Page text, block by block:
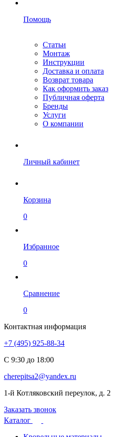
Помощь
Статьи
Монтаж
Инструкции
Доставка и оплата
Возврат товара
Как оформить заказ
Публичная оферта
Бренды
Услуги
О компании
Личный кабинет
Корзина
0
Избранное
0
Сравнение
0
Контактная информация
+7 (495) 925-88-34
С 9:30 до 18:00
cherepitsa2@yandex.ru
1-й Котляковский переулок, д. 2
Заказать звонок
Каталог